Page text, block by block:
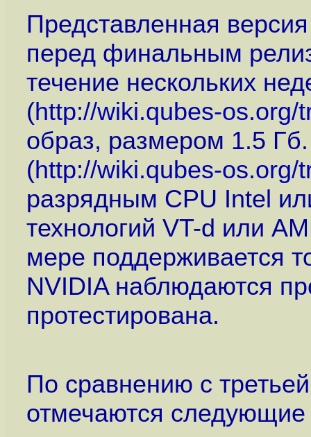
Представленная
перед финальным
течение нескольких
(http://wiki.qubes-os.org/
образ, размером 1.5
(http://wiki.qubes-os.org/
разрядным CPU Intel
технологий VT-d или
мере поддерживается
NVIDIA наблюдаются
протестирована.
По сравнению с
отмечаются